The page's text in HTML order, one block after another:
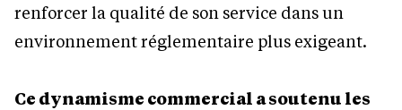
renforcer la qualité de son service dans un
environnement réglementaire plus exigeant.
Ce dynamisme commercial a soutenu les